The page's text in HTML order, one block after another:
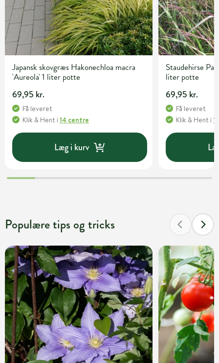
Japansk skovgræs Hakonechloa macra
'Aureola' 1 liter potte
69,95 kr.
Få leveret
Klik & Hent i 14 centre
Læg i kurv
Staudehirse
liter potte
69,95 kr.
Få leveret
Klik & Hent i
Populære tips og tricks